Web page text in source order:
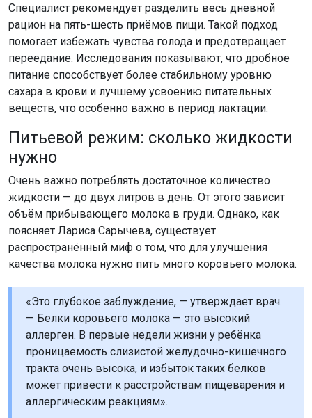
Специалист рекомендует разделить весь дневной
рацион на пять-шесть приёмов пищи. Такой подход
помогает избежать чувства голода и предотвращает
переедание. Исследования показывают, что дробное
питание способствует более стабильному уровню
сахара в крови и лучшему усвоению питательных
веществ, что особенно важно в период лактации.
Питьевой режим: сколько жидкости
нужно
Очень важно потреблять достаточное количество
жидкости — до двух литров в день. От этого зависит
объём прибывающего молока в груди. Однако, как
поясняет Лариса Сарычева, существует
распространённый миф о том, что для улучшения
качества молока нужно пить много коровьего молока.
«Это глубокое заблуждение, — утверждает врач.
— Белки коровьего молока — это высокий
аллерген. В первые недели жизни у ребёнка
проницаемость слизистой желудочно-кишечного
тракта очень высока, и избыток таких белков
может привести к расстройствам пищеварения и
аллергическим реакциям».